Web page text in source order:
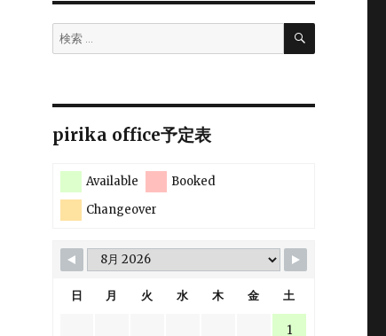
検
索:
検
pirika office予定表
Available
Booked
Changeover
日 月 火 水 木 金 土
1